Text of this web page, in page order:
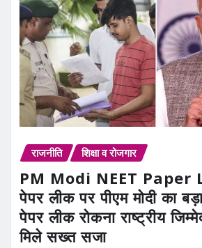
राजनीति शिक्षा व रोजगार
PM Modi NEET Paper
पेपर लीक पर पीएम मोदी का
पेपर लीक रोकना राष्ट्रीय
मिले सख्त सजा